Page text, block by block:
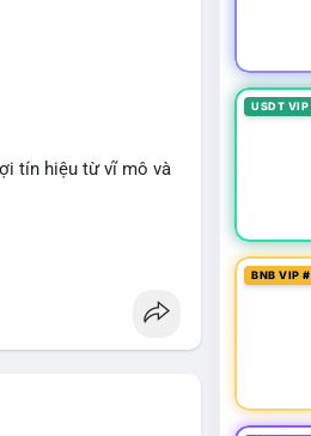
tín hiệu từ vĩ mô và
4 triệu USD) lúc
đẩy nhu cầu token
từ vụ hack Triều
USDT
BNB VIP